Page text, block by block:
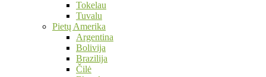
Tokelau
Tuvalu
Pietų Amerika
Argentina
Bolivija
Brazilija
Čilė